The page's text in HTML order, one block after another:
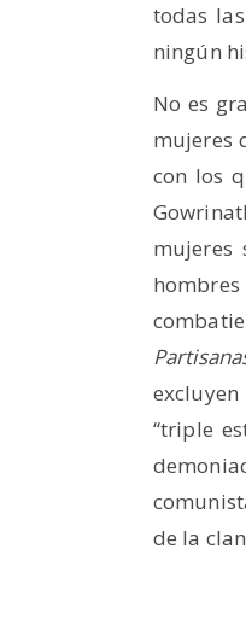
todas
ningún
No es
mujeres
con los
mujeres
excluyen
“triple
de la